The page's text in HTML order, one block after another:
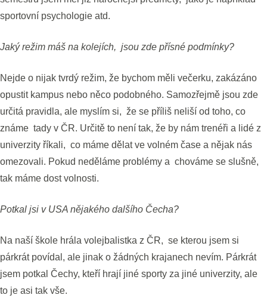
sportovní psychologie atd.
Jaký režim máš na kolejích, jsou zde přísné podmínky?
Nejde o nijak tvrdý režim, že bychom měli večerku, zakázáno
opustit kampus nebo něco podobného. Samozřejmě jsou zde
určitá pravidla, ale myslím si, že se příliš neliší od toho, co
známe tady v ČR. Určitě to není tak, že by nám trenéři a lidé z
univerzity říkali, co máme dělat ve volném čase a nějak nás
omezovali. Pokud neděláme problémy a chováme se slušně,
tak máme dost volnosti.
Potkal jsi v USA nějakého dalšího Čecha?
Na naší škole hrála volejbalistka z ČR, se kterou jsem si
párkrát povídal, ale jinak o žádných krajanech nevím. Párkrát
jsem potkal Čechy, kteří hrají jiné sporty za jiné univerzity, ale
to je asi tak vše.